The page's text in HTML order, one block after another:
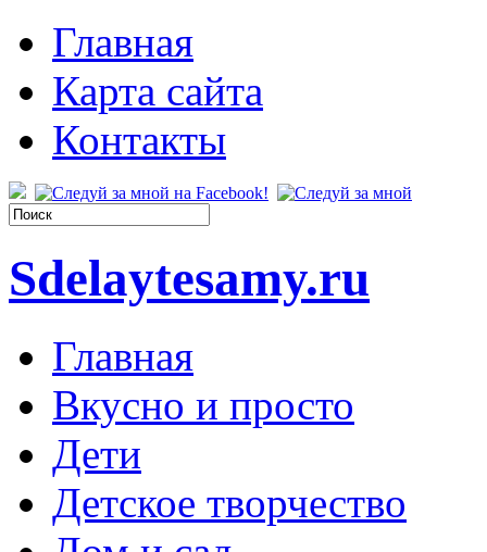
Главная
Карта сайта
Контакты
Sdelaytesamy.ru
Главная
Вкусно и просто
Дети
Детское творчество